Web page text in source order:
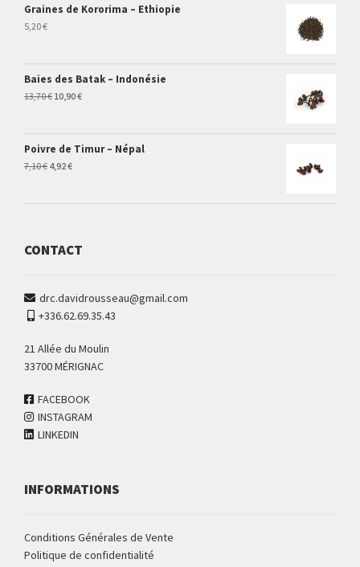
Graines de Kororima – Ethiopie
5,20€
Baies des Batak – Indonésie
13,70€ 10,90€
Poivre de Timur – Népal
7,10€ 4,92€
CONTACT
drc.davidrousseau@gmail.com
+336.62.69.35.43
21 Allée du Moulin
33700 MÉRIGNAC
FACEBOOK
INSTAGRAM
LINKEDIN
INFORMATIONS
Conditions Générales de Vente
Politique de confidentialité